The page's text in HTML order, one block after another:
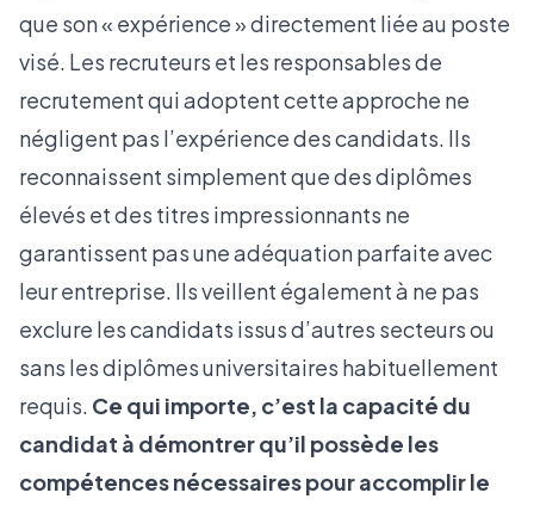
que son « expérience » directement liée au poste
visé. Les recruteurs et les responsables de
recrutement qui adoptent cette approche ne
négligent pas l’expérience des candidats. Ils
reconnaissent simplement que des diplômes
élevés et des titres impressionnants ne
garantissent pas une adéquation parfaite avec
leur entreprise. Ils veillent également à ne pas
exclure les candidats issus d’autres secteurs ou
sans les diplômes universitaires habituellement
requis. Ce qui importe, c’est la capacité du
candidat à démontrer qu’il possède les
compétences nécessaires pour accomplir le